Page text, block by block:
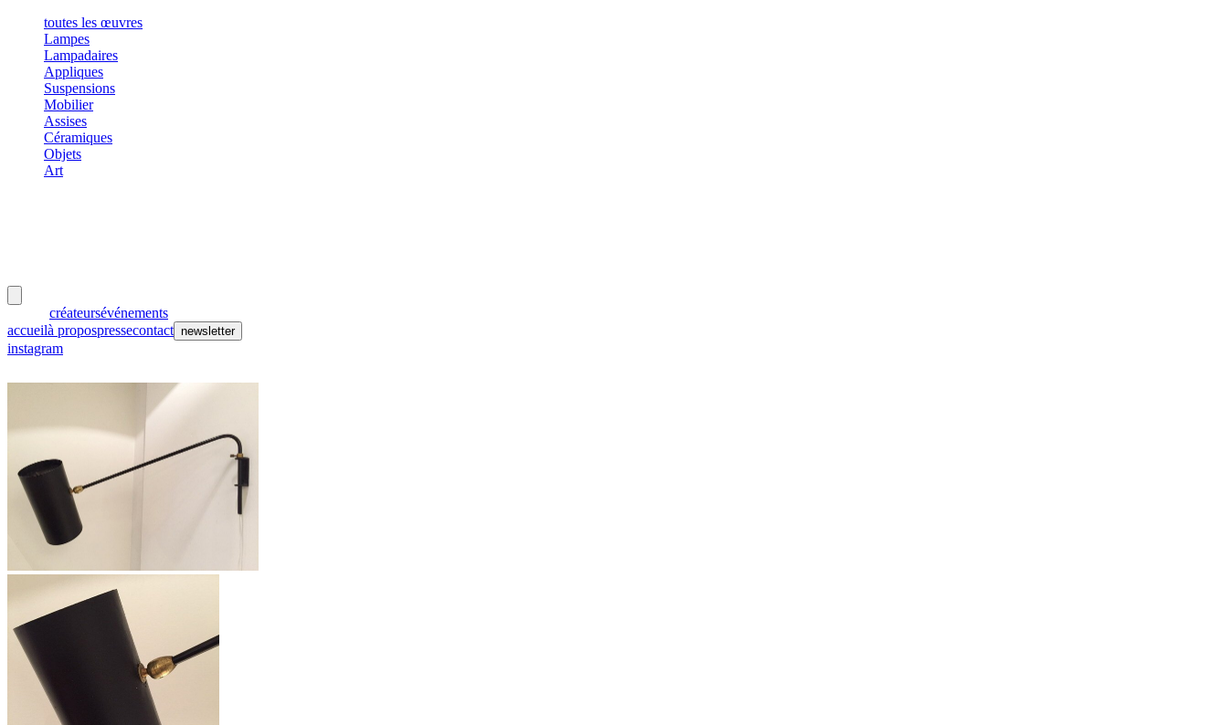
toutes les œuvres
Lampes
Lampadaires
Appliques
Suspensions
Mobilier
Assises
Céramiques
Objets
Art
créateursévénements
accueilà propospressecontact newsletter
instagram